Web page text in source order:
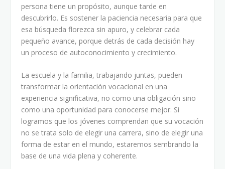
persona tiene un propósito, aunque tarde en
descubrirlo. Es sostener la paciencia necesaria para que
esa búsqueda florezca sin apuro, y celebrar cada
pequeño avance, porque detrás de cada decisión hay
un proceso de autoconocimiento y crecimiento.
La escuela y la familia, trabajando juntas, pueden
transformar la orientación vocacional en una
experiencia significativa, no como una obligación sino
como una oportunidad para conocerse mejor. Si
logramos que los jóvenes comprendan que su vocación
no se trata solo de elegir una carrera, sino de elegir una
forma de estar en el mundo, estaremos sembrando la
base de una vida plena y coherente.